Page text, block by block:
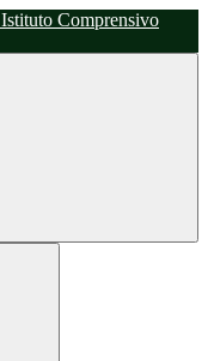
Istituto Comprensivo